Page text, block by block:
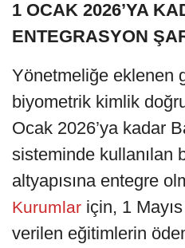
1 OCAK 2026’YA
ENTEGRASYON
Yönetmeliğe eklenen
biyometrik kimlik
Ocak 2026’ya kadar
sisteminde kullanılan
altyapısına entegre
Kurumlar için, 1
verilen eğitimlerin